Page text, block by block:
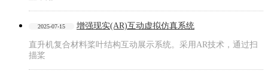
2025-07-15 增强现实(AR)互动虚拟仿真系统
直升机复合材料桨叶结构互动展示系统。采用AR技术，通过扫
描桨